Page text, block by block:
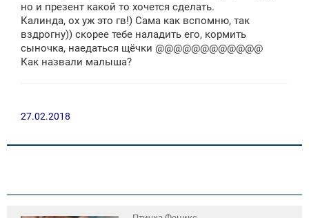
но и презент какой то хочется сделать.
Калинда, ох уж это гв!) Сама как вспомню, так
вздрогну)) скорее тебе наладить его, кормить
сыночка, наедаться щёчки @@@@@@@@@@@@
Как назвали малыша?
27.02.2018